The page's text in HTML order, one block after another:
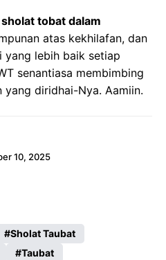
tobat dalam
atas kekhilafan, dan
yang lebih baik setiap
senantiasa membimbing
yang diridhai-Nya. Aamiin.
10, 2025
Sholat Taubat
Taubat